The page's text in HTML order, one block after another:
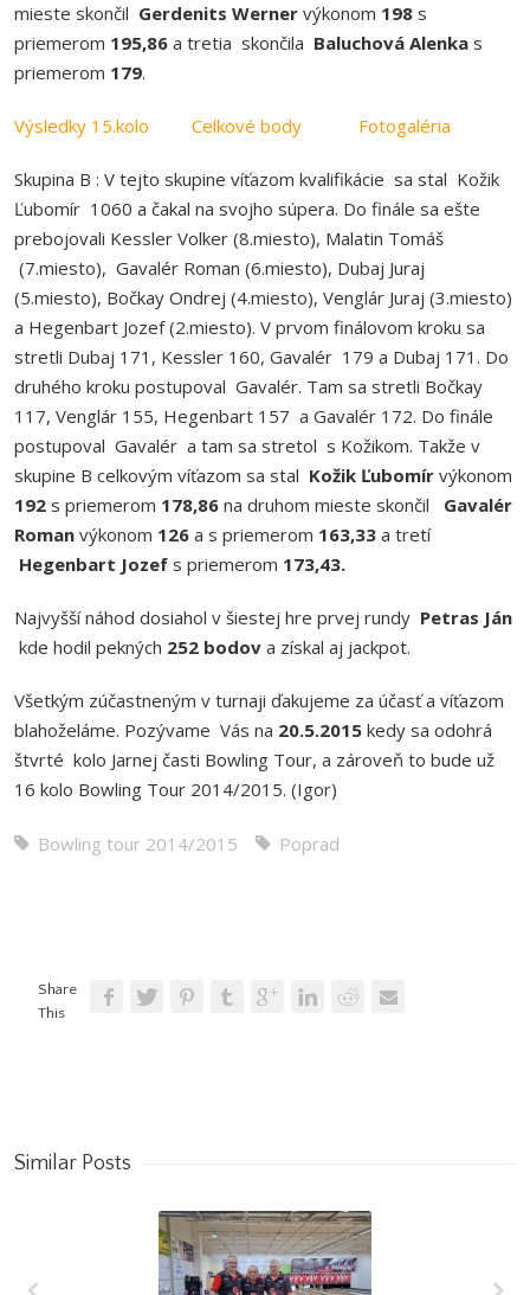
mieste skončil Gerdenits Werner výkonom 198 s
priemerom 195,86 a tretia skončila Baluchová Alenka s
priemerom 179.
Výsledky 15.kolo Celkové body Fotogaléria
Skupina B : V tejto skupine víťazom kvalifikácie sa stal Kožik
Ľubomír 1060 a čakal na svojho súpera. Do finále sa ešte
prebojovali Kessler Volker (8.miesto), Malatin Tomáš
(7.miesto), Gavalér Roman (6.miesto), Dubaj Juraj
(5.miesto), Bočkay Ondrej (4.miesto), Venglár Juraj (3.miesto)
a Hegenbart Jozef (2.miesto). V prvom finálovom kroku sa
stretli Dubaj 171, Kessler 160, Gavalér 179 a Dubaj 171. Do
druhého kroku postupoval Gavalér. Tam sa stretli Bočkay
117, Venglár 155, Hegenbart 157 a Gavalér 172. Do finále
postupoval Gavalér a tam sa stretol s Kožikom. Takže v
skupine B celkovým víťazom sa stal Kožik Ľubomír výkonom
192 s priemerom 178,86 na druhom mieste skončil Gavalér
Roman výkonom 126 a s priemerom 163,33 a tretí
Hegenbart Jozef s priemerom 173,43.
Najvyšší náhod dosiahol v šiestej hre prvej rundy Petras Ján
kde hodil pekných 252 bodov a získal aj jackpot.
Všetkým zúčastneným v turnaji ďakujeme za účasť a víťazom
blahoželáme. Pozývame Vás na 20.5.2015 kedy sa odohrá
štvrté kolo Jarnej časti Bowling Tour, a zároveň to bude už
16 kolo Bowling Tour 2014/2015. (Igor)
Bowling tour 2014/2015 Poprad
Share
This
Similar Posts